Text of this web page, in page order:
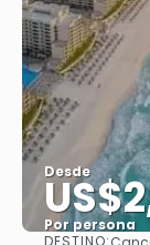
Desde
Por persona
DESTINO: